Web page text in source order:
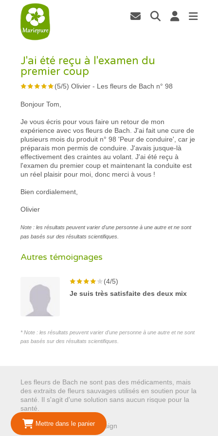
Mettre dans le panier
J'ai été reçu à l'examen du
premier coup
(5/5)Olivier - Les fleurs de Bach n° 98
Bonjour Tom,
Je vous écris pour vous faire un retour de mon
expérience avec vos fleurs de Bach. J'ai fait une cure de
plusieurs mois du produit n° 98 'Peur de conduire', car je
préparais mon permis de conduire. J'avais jusque-là
effectivement des craintes au volant. J'ai été reçu à
l'examen du premier coup et maintenant la conduite est
un réel plaisir pour moi, donc merci à vous !
Bien cordialement,
Olivier
Note : les résultats peuvent varier d'une personne à une autre et ne sont
pas basés sur des résultats scientifiques.
Autres témoignages
(4/5)
Je suis très satisfaite des deux mix
* Note : les résultats peuvent varier d'une personne à une autre et ne sont
pas basés sur des résultats scientifiques.
Les fleurs de Bach ne sont pas des médicaments, mais
des extraits de fleurs sauvages utilisés en soutien pour la
santé. Il s'agit d'une solution sans aucun risque pour la
santé.
© 2026 Mariepure - Webdesign